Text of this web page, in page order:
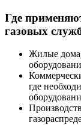
Где
газовых
Жилые дома
где